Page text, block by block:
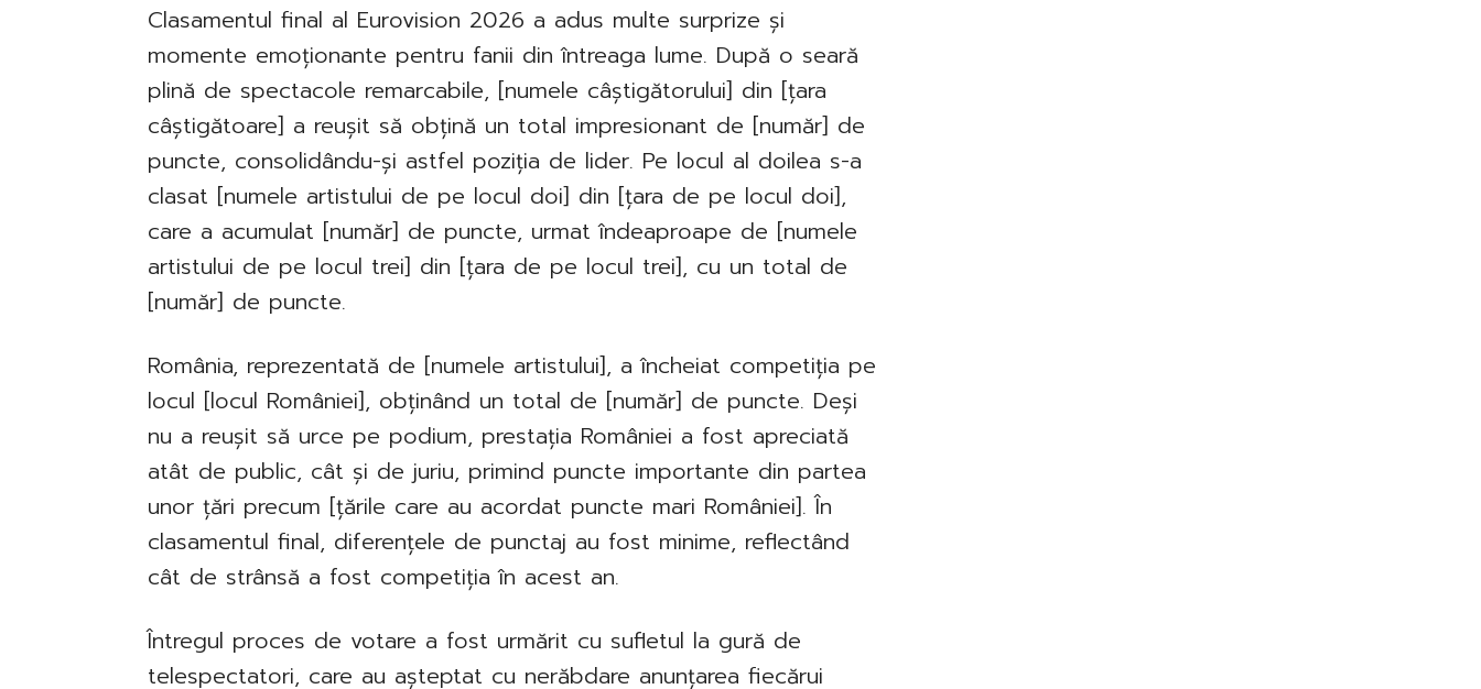
Clasamentul final al Eurovision 2026 a adus multe surprize și
momente emoționante pentru fanii din întreaga lume. După o seară
plină de spectacole remarcabile, [numele câștigătorului] din [țara
câștigătoare] a reușit să obțină un total impresionant de [număr] de
puncte, consolidându-și astfel poziția de lider. Pe locul al doilea s-a
clasat [numele artistului de pe locul doi] din [țara de pe locul doi],
care a acumulat [număr] de puncte, urmat îndeaproape de [numele
artistului de pe locul trei] din [țara de pe locul trei], cu un total de
[număr] de puncte.
România, reprezentată de [numele artistului], a încheiat competiția pe
locul [locul României], obținând un total de [număr] de puncte. Deși
nu a reușit să urce pe podium, prestația României a fost apreciată
atât de public, cât și de juriu, primind puncte importante din partea
unor țări precum [țările care au acordat puncte mari României]. În
clasamentul final, diferențele de punctaj au fost minime, reflectând
cât de strânsă a fost competiția în acest an.
Întregul proces de votare a fost urmărit cu sufletul la gură de
telespectatori, care au așteptat cu nerăbdare anunțarea fiecărui